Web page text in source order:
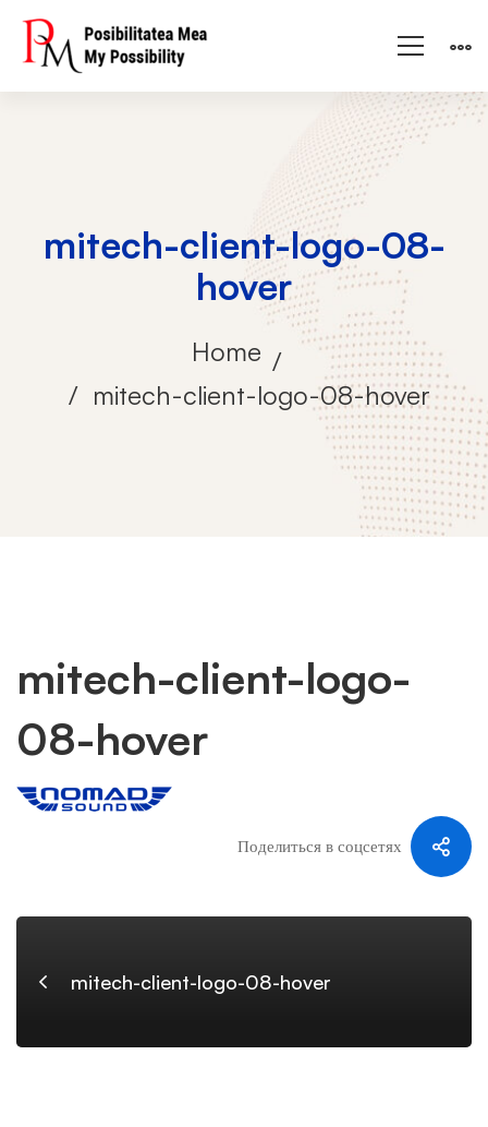
mitech-client-logo-08-
hover
Home
mitech-client-logo-08-hover
mitech-
client-
logo-
08-
hover
mitech-client-logo-
08-hover
Поделиться в соцсетях
mitech-client-logo-08-hover